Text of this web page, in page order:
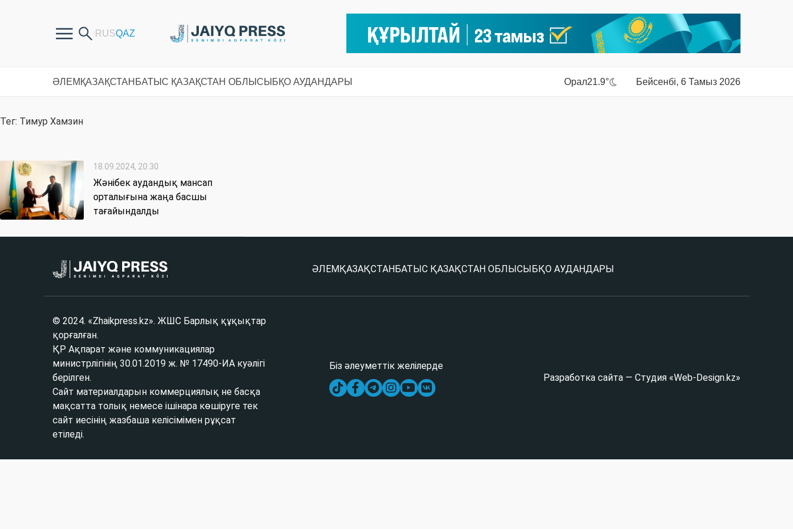
ӘЛЕМ ҚАЗАҚСТАН БАТЫС ҚАЗАҚСТАН ОБЛЫСЫ БҚО АУДАНДАРЫ Орал21.9° Бейсенбі, 6 Тамыз 2026
Тег: Тимур Хамзин
18.09.2024, 20:30
Жәнібек аудандық мансап
орталығына жаңа басшы
тағайындалды
ӘЛЕМ ҚАЗАҚСТАН БАТЫС ҚАЗАҚСТАН ОБЛЫСЫ БҚО АУДАНДАРЫ
© 2024. «Zhaikpress.kz». ЖШС Барлық құқықтар
қорғалған.
ҚР Ақпарат және коммуникациялар
министрлігінің 30.01.2019 ж. № 17490-ИА куәлігі
берілген.
Сайт материалдарын коммерциялық не басқа
мақсатта толық немесе ішінара көшіруге тек
сайт иесінің жазбаша келісімімен рұқсат
етіледі.
Біз әлеуметтік желілерде
Разработка сайта — Студия «Web-Design.kz»